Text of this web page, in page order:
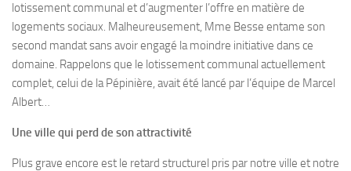
lotissement communal et d’augmenter l’offre en matière de
logements sociaux. Malheureusement, Mme Besse entame son
second mandat sans avoir engagé la moindre initiative dans ce
domaine. Rappelons que le lotissement communal actuellement
complet, celui de la Pépinière, avait été lancé par l’équipe de Marcel
Albert…
Une ville qui perd de son attractivité
Plus grave encore est le retard structurel pris par notre ville et notre